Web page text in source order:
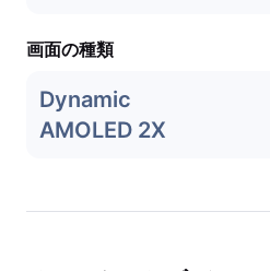
画面の種類
Dynamic
AMOLED 2X